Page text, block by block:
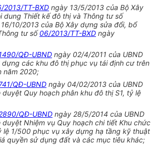
2013/TT-BXD ngày 13/5/2013 của Bộ Xây
dung Thiết kế đô thị và Thông tư số
10/2013 của Bộ Xây dựng sửa đổi, bổ
tư số06/2013/TT-BXD ngày
QĐ-UBND ngày 02/4/2011 của UBND
dựng các khu đô thị phục vụ tái định cư trên
năm 2020;
QĐ-UBND ngày 04/02/2013 của UBND
Quy hoạch phân khu đô thị S1, tỷ lệ
QĐ-UBND ngày 28/5/2014 của UBND
Nhiệm vụ Quy hoạch chi tiết Khu chức
lệ 1/500 phục vụ xây dựng hạ tầng kỹ thuật
quyền sử dụng đất và các mục tiêu khác;